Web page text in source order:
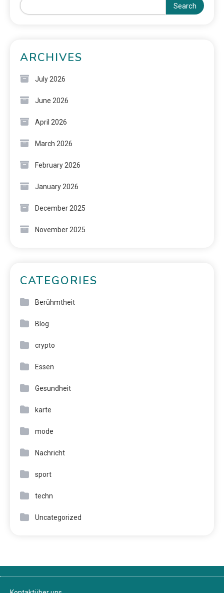
Search
ARCHIVES
July 2026
June 2026
April 2026
March 2026
February 2026
January 2026
December 2025
November 2025
CATEGORIES
Berühmtheit
Blog
crypto
Essen
Gesundheit
karte
mode
Nachricht
sport
techn
Uncategorized